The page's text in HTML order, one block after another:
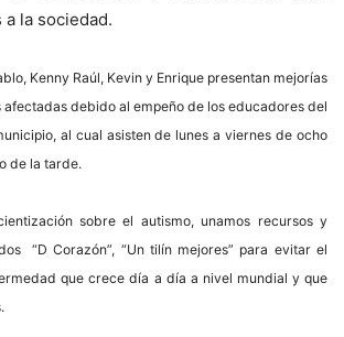
la sociedad.
Kenny Raúl, Kevin y Enrique presentan mejorías
afectadas debido al empeño de los educadores del
al cual asisten de lunes a viernes de ocho
de la tarde.
sobre el autismo, unamos recursos y
“D Corazón”, “Un tilín mejores” para evitar el
que crece día a día a nivel mundial y que